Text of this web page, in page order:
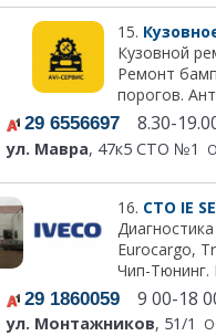
15.
Кузовной
Ремонт
порогов.
29 6556697 8.30-
ул. Мавра, 47к5 СТО №1
16. СТО IE
Eurocargo,
Чип-Тюнинг.
29 1860059 9 00-18
ул. Монтажников, 51/1